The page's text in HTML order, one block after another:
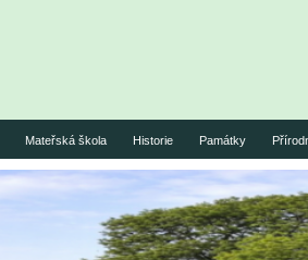
Mateřská škola Historie Památky